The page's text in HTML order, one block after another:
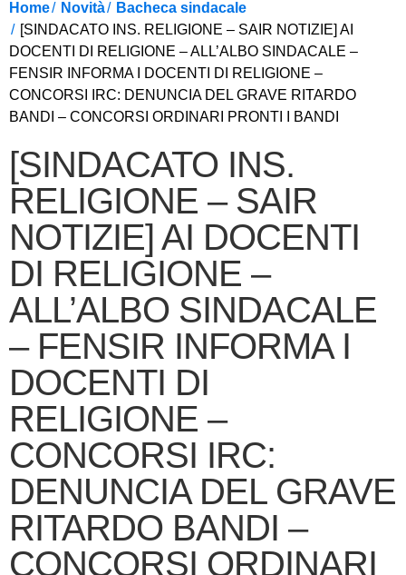
Home Novità
Bacheca sindacale
[SINDACATO INS. RELIGIONE – SAIR NOTIZIE] AI
DOCENTI DI RELIGIONE – ALL’ALBO SINDACALE –
FENSIR INFORMA I DOCENTI DI RELIGIONE –
CONCORSI IRC: DENUNCIA DEL GRAVE RITARDO
BANDI – CONCORSI ORDINARI PRONTI I BANDI
[SINDACATO INS.
RELIGIONE – SAIR
NOTIZIE] AI DOCENTI
DI RELIGIONE –
ALL’ALBO SINDACALE
– FENSIR INFORMA I
DOCENTI DI
RELIGIONE –
CONCORSI IRC:
DENUNCIA DEL GRAVE
RITARDO BANDI –
CONCORSI ORDINARI